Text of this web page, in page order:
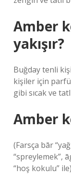
Amber
yakışır?
Buğday tenli
kişiler için
gibi sıcak ve
Amber
(Farsça bār
“spreylemek”,
“hoş kokulu”